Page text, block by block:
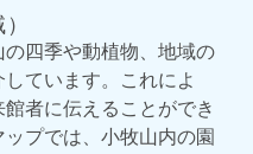
四季や動植物、地域の
ています。これによ
者に伝えることができ
プでは、小牧山内の園